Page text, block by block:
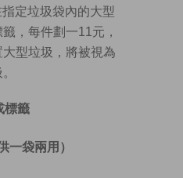
定垃圾袋內的大型
，每件劃一11元，
型垃圾，將被視為
標籤
一袋兩用）